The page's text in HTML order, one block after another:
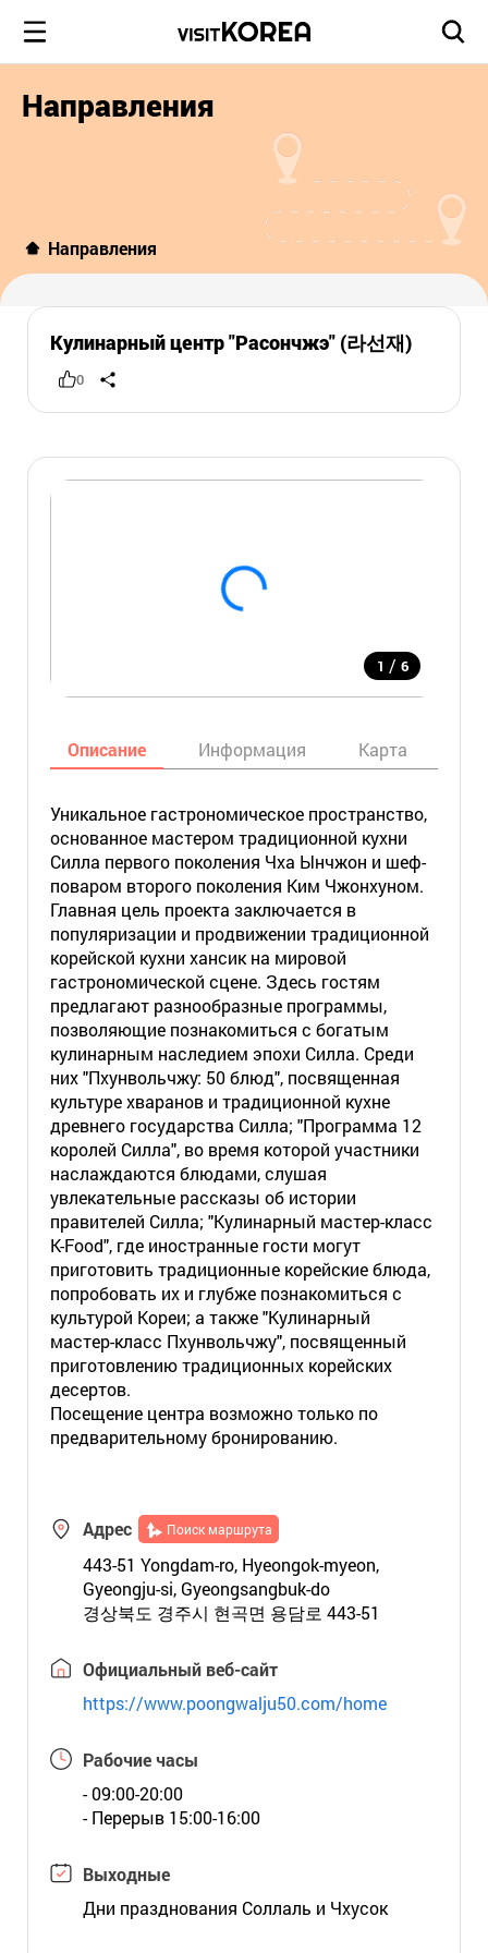
Направления
Направления
Кулинарный центр "Расончжэ" (라선재)
0
1 / 6
Описание Информация Карта
Уникальное гастрономическое пространство,
основанное мастером традиционной кухни
Силла первого поколения Чха Ынчжон и шеф-
поваром второго поколения Ким Чжонхуном.
Главная цель проекта заключается в
популяризации и продвижении традиционной
корейской кухни хансик на мировой
гастрономической сцене. Здесь гостям
предлагают разнообразные программы,
позволяющие познакомиться с богатым
кулинарным наследием эпохи Силла. Среди
них "Пхунвольчжу: 50 блюд", посвященная
культуре хваранов и традиционной кухне
древнего государства Силла; "Программа 12
королей Силла", во время которой участники
наслаждаются блюдами, слушая
увлекательные рассказы об истории
правителей Силла; "Кулинарный мастер-класс
K-Food", где иностранные гости могут
приготовить традиционные корейские блюда,
попробовать их и глубже познакомиться с
культурой Кореи; а также "Кулинарный
мастер-класс Пхунвольчжу", посвященный
приготовлению традиционных корейских
десертов.
Посещение центра возможно только по
предварительному бронированию.
Адрес Поиск маршрута
443-51 Yongdam-ro, Hyeongok-myeon,
Gyeongju-si, Gyeongsangbuk-do
경상북도 경주시 현곡면 용담로 443-51
Официальный веб-сайт
https://www.poongwalju50.com/home
Рабочие часы
- 09:00-20:00
- Перерыв 15:00-16:00
Выходные
Дни празднования Соллаль и Чхусок